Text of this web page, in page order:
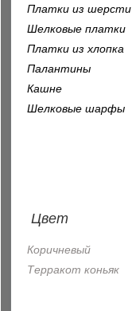
Платки из шерсти
Шелковые платки
Платки из хлопка
Палантины
Кашне
Шелковые шарфы
Цвет
Коричневый
Терракот коньяк